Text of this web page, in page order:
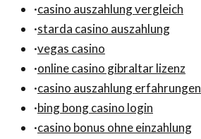
·casino auszahlung vergleich
·starda casino auszahlung
·vegas casino
·online casino gibraltar lizenz
·casino auszahlung erfahrungen
·bing bong casino login
·casino bonus ohne einzahlung